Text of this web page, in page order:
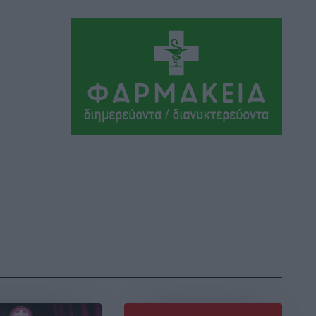
Αεροδρόμιο «Διαγόρας»
πριν 4 ώρες
σπουδαίο έργο πολιτισμού για τη Ρόδο,
που σχεδιάσαμε και εξασφαλίσαμε τη
χρηματοδότησή του, γίνεται
πραγματικότητα»
Χανιά, αλλά με το βλέμμα στη ΔΕΘ και